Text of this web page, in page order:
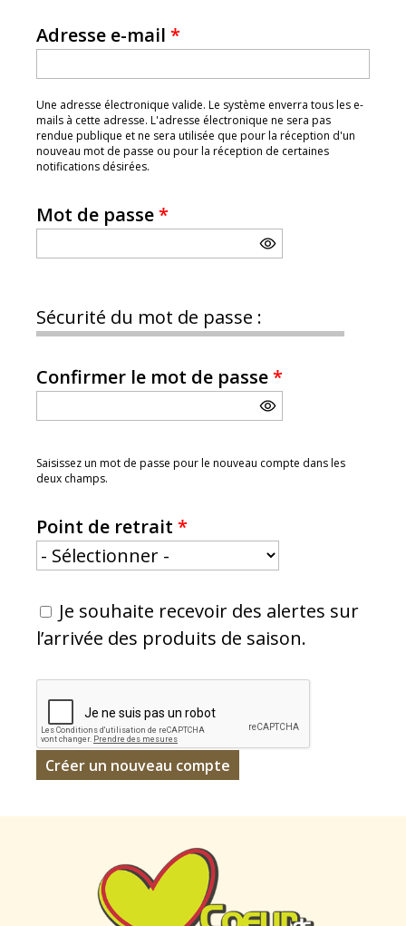
Adresse e-mail *
Une adresse électronique valide. Le système enverra tous les e-
mails à cette adresse. L'adresse électronique ne sera pas
rendue publique et ne sera utilisée que pour la réception d'un
nouveau mot de passe ou pour la réception de certaines
notifications désirées.
Mot de passe*
Sécurité du mot de passe :
Confirmer le mot de passe*
Saisissez un mot de passe pour le nouveau compte dans les
deux champs.
Point de retrait *
Je souhaite recevoir des alertes sur
l’arrivée des produits de saison.